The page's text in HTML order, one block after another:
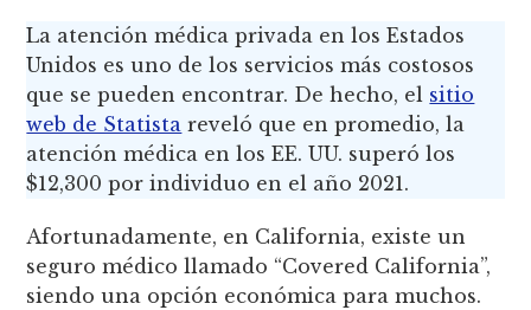
La atención médica privada en los Estados
Unidos es uno de los servicios más costosos
que se pueden encontrar. De hecho, el sitio
web de Statista reveló que en promedio, la
atención médica en los EE. UU. superó los
$12,300 por individuo en el año 2021.
Afortunadamente, en California, existe un
seguro médico llamado “Covered California”,
siendo una opción económica para muchos.